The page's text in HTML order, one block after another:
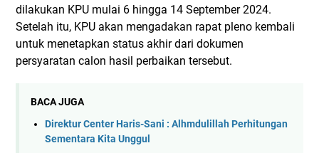
dilakukan KPU mulai 6 hingga 14 September 2024.
Setelah itu, KPU akan mengadakan rapat pleno kembali
untuk menetapkan status akhir dari dokumen
persyaratan calon hasil perbaikan tersebut.
BACA JUGA
Direktur Center Haris-Sani : Alhmdulillah Perhitungan
Sementara Kita Unggul